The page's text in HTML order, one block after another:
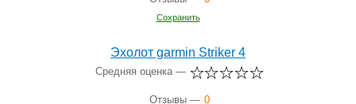
Сохранить
Эхолот garmin Striker 4
Средняя оценка —
Отзывы — 0